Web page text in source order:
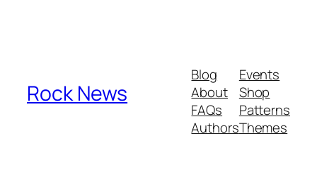
Rock News
Blog
About
FAQs
Authors
Events
Shop
Patterns
Themes